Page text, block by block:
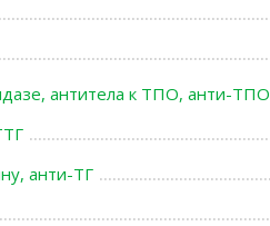
антитела к ТПО, анти-ТПО
анти-ТГ